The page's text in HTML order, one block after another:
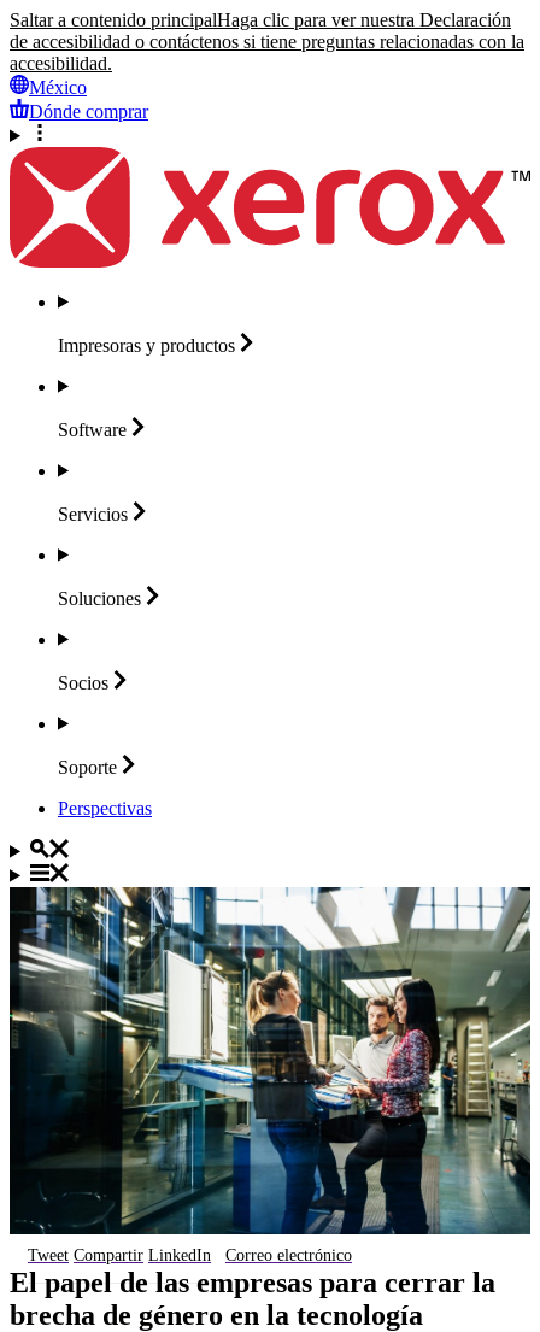
Saltar a contenido principalHaga clic para ver nuestra Declaración
de accesibilidad o contáctenos si tiene preguntas relacionadas con la
accesibilidad.
México
Dónde comprar
Impresoras y productos
Software
Servicios
Soluciones
Socios
Soporte
Perspectivas
Tweet Compartir LinkedIn Correo electrónico
El papel de las empresas para cerrar la
brecha de género en la tecnología